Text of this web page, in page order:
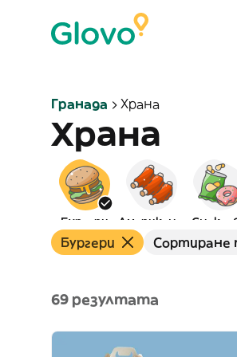
Гранада Храна
Храна
Бургери
Бургери Сортиране
69 резултата